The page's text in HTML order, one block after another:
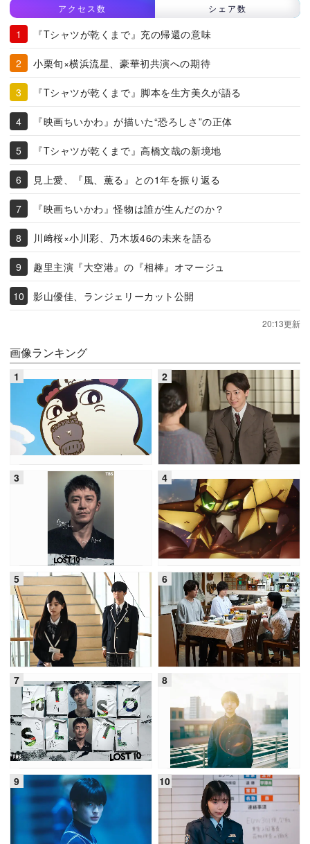
アクセス数 シェア数
『Tシャツが乾くまで』充の帰還の意味
小栗旬×横浜流星、豪華初共演への期待
『Tシャツが乾くまで』脚本を生方美久が語る
『映画ちいかわ』が描いた“恐ろしさ”の正体
『Tシャツが乾くまで』高橋文哉の新境地
見上愛、『風、薫る』との1年を振り返る
『映画ちいかわ』怪物は誰が生んだのか？
川﨑桜×小川彩、乃木坂46の未来を語る
趣里主演『大空港』の『相棒』オマージュ
影山優佳、ランジェリーカット公開
20:13更新
画像ランキング